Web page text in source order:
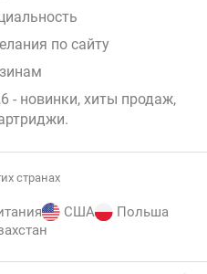
по сайту
- новинки, хиты продаж,
.
странах
США
Польша